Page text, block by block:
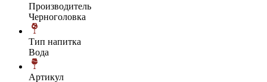
Производитель
Черноголовка
Тип напитка
Вода
Артикул